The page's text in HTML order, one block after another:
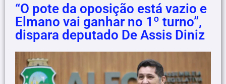
“O pote da oposição está vazio e
Elmano vai ganhar no 1º turno”,
dispara deputado De Assis Diniz